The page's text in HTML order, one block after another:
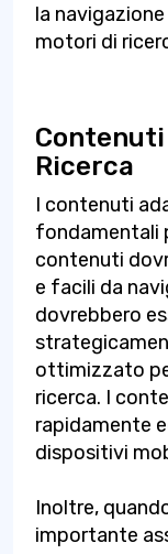
la
motori di
Ricerca
I contenuti
fondamentali
contenuti
e facili da
dovrebbero
ottimizzato
ricerca. I
rapidamente
dispositivi
Inoltre,
importante